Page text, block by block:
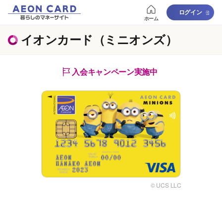
ホーム
ログイン
イオンカード（ミニオンズ）
入会キャンペーン実施中
© UCS LLC